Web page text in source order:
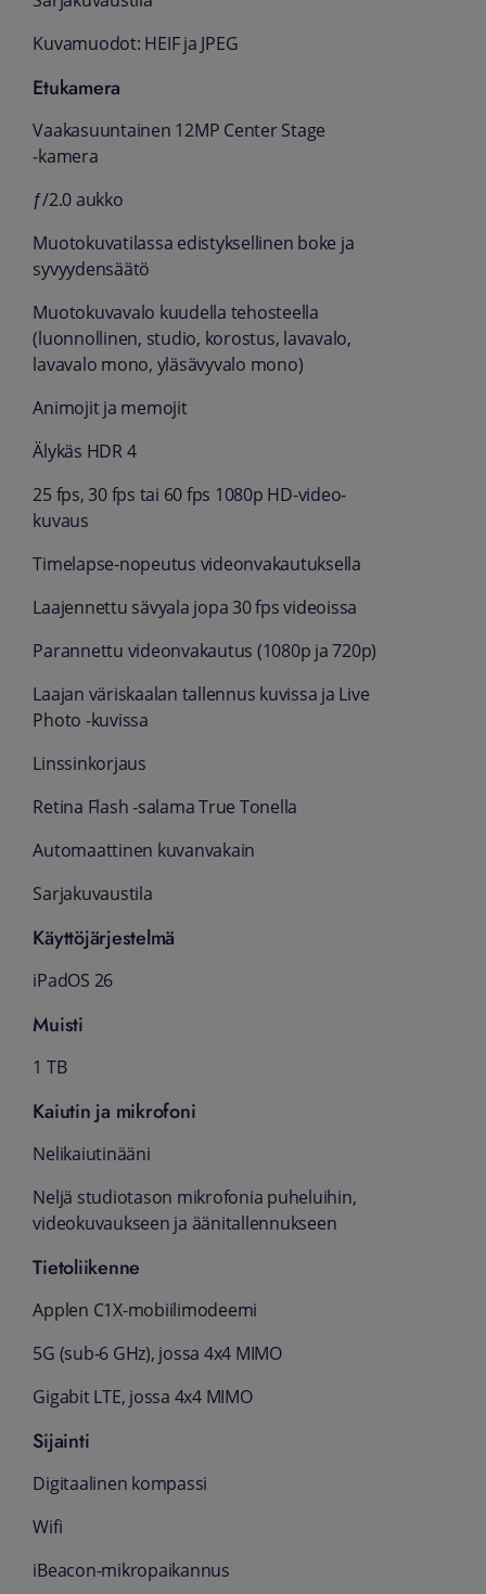
Kuva­muodot: HEIF ja JPEG
Etukamera
Vaaka­suuntainen 12MP Center Stage
‑kamera
ƒ/2.0 aukko
Muotokuva­tilassa edistyk­sel­linen boke ja
syvyydensäätö
Muotokuvavalo kuudella tehosteella
(luonnollinen, studio, korostus, lava­valo,
lava­valo mono, yläsävy­valo mono)
Animojit ja memojit
Älykäs HDR 4
25 fps, 30 fps tai 60 fps 1080p HD-video­
kuvaus
Timelapse-nopeutus videon­vakautuksella
Laajennettu sävy­ala jopa 30 fps videoissa
Parannettu videon­vakautus (1080p ja 720p)
­Laajan väri­skaalan tallennus kuvissa ja Live
Photo ‑kuvissa
Linssinkorjaus
Retina Flash ‑salama True Tonella
Automaattinen kuvan­vakain
Sarjakuvaus­tila
Käyttöjärjestelmä
iPadOS 26
Muisti
1 TB
Kaiutin ja mikrofoni
Nelikaiutinääni
Neljä studio­tason mikrofonia puheluihin,
video­kuvaukseen ja ääni­­tallennukseen
Tietoliikenne
Applen C1X-mobiili­modeemi
5G (sub-6 GHz), jossa 4x4 MIMO
Gigabit LTE, jossa 4x4 MIMO
Sijainti
Digitaalinen kompassi
Wifi
iBeacon-mikro­paikannus